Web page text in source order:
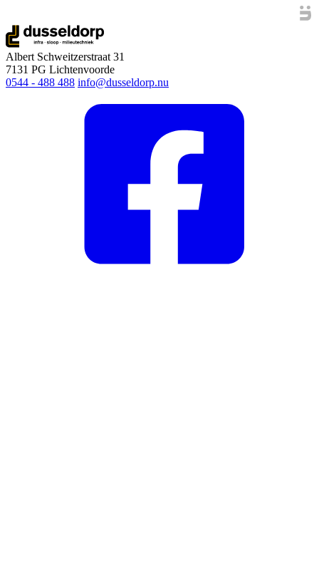
Albert Schweitzerstraat 31
7131 PG Lichtenvoorde
0544 - 488 488 info@dusseldorp.nu